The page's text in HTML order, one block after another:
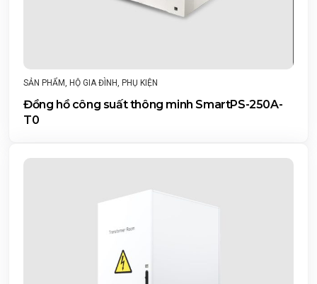
SẢN PHẨM, HỘ GIA ĐÌNH, PHỤ KIỆN
Đồng hồ công suất thông minh SmartPS-250A-
T0